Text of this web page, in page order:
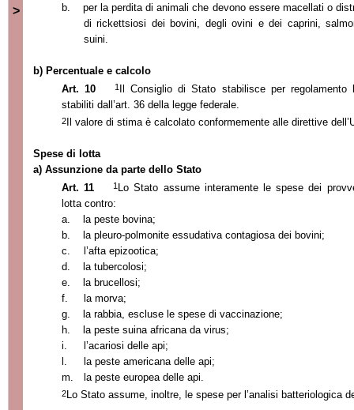
>
b.
per la perdita di animali che devono essere macellati o
di rickettsiosi dei bovini, degli ovini e dei caprini,
suini.
b) Percentuale e calcolo
Art. 10
1 Il Consiglio di Stato stabilisce per regolamento
stabiliti dall’art. 36 della legge federale.
2 Il valore di stima è calcolato conformemente alle direttive
Spese di lotta
a) Assunzione da parte dello Stato
Art. 11
1
Lo Stato assume interamente le spese dei
lotta contro:
a.
la peste bovina;
b.
la pleuro-polmonite essudativa contagiosa dei bovini;
c.
l’afta epizootica;
d.
la tubercolosi;
e.
la brucellosi;
f.
la morva;
g.
la rabbia, escluse le spese di vaccinazione;
h.
la peste suina africana da virus;
i.
l’acariosi delle api;
la peste americana delle api;
m.
la peste europea delle api.
2Lo Stato assume, inoltre, le spese per l’analisi batteriologica